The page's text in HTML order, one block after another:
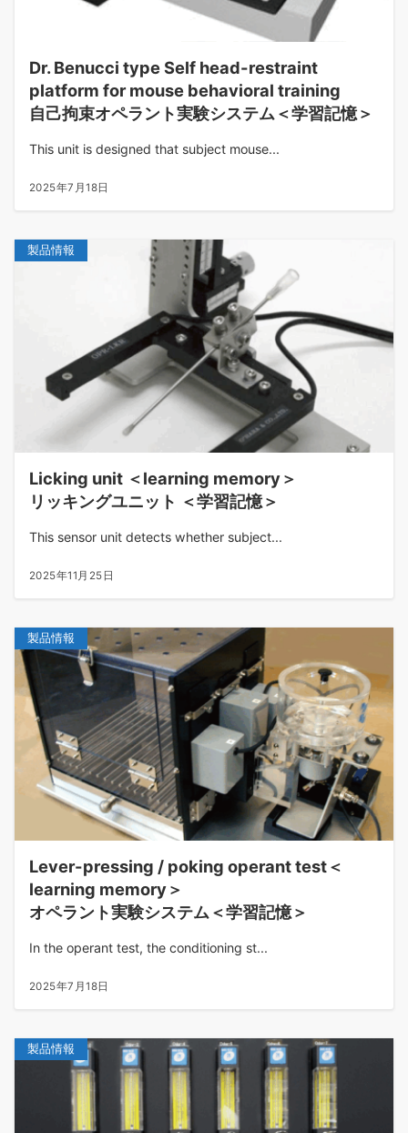
Dr. Benucci type Self head-restraint
platform for mouse behavioral training
自己拘束オペラント実験システム＜学習記憶＞
This unit is designed that subject mouse...
2025年7月18日
製品情報
Licking unit ＜learning memory＞
リッキングユニット ＜学習記憶＞
This sensor unit detects whether subject...
2025年11月25日
製品情報
Lever-pressing / poking operant test＜
learning memory＞
オペラント実験システム＜学習記憶＞
In the operant test, the conditioning st...
2025年7月18日
製品情報